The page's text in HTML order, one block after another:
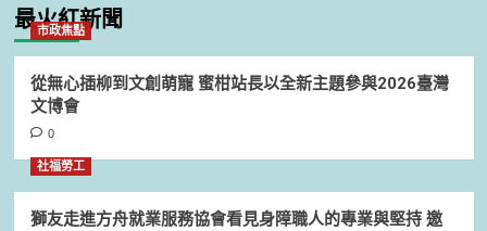
最火紅新聞
市政焦點
從無心插柳到文創萌寵 蜜柑站長以全新主題參與2026臺灣
文博會
0
社福勞工
獅友走進方舟就業服務協會看見身障職人的專業與堅持 邀